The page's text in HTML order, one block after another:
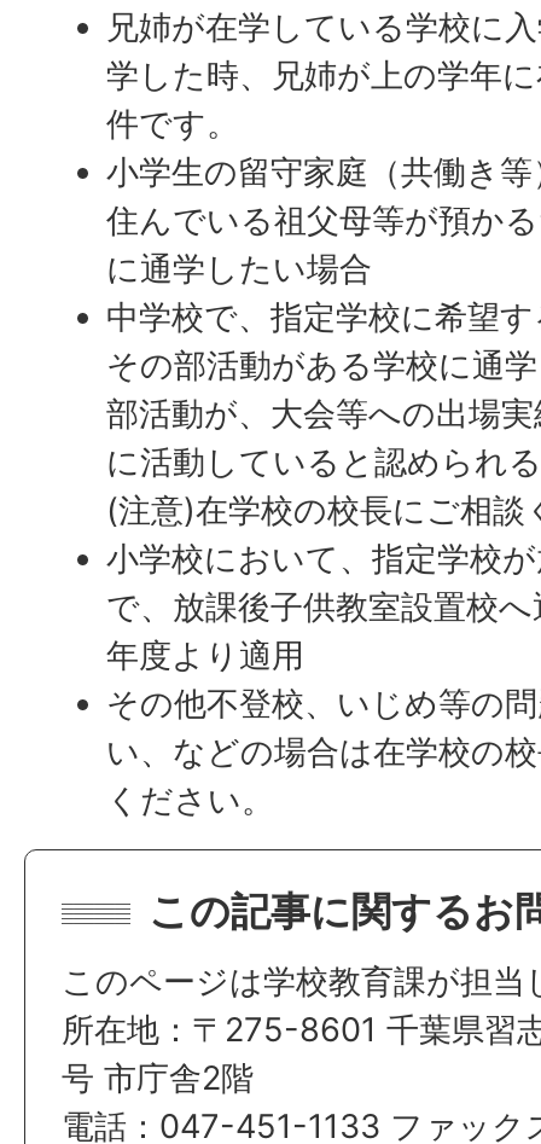
兄姉が在学している学校に
学した時、兄姉が上の学年
件です。
小学生の留守家庭（共働き
住んでいる祖父母等が預か
に通学したい場合
中学校で、指定学校に希望
その部活動がある学校に通
部活動が、大会等への出場
に活動していると認められ
(注意)在学校の校長にご相談
小学校において、指定学校
で、放課後子供教室設置校
年度より適用
その他不登校、いじめ等の
い、などの場合は在学校の
ください。
この記事に関するお
このページは学校教育課が担当
所在地：〒275-8601 千葉県習
号 市庁舎2階
電話：047-451-1133 ファッ